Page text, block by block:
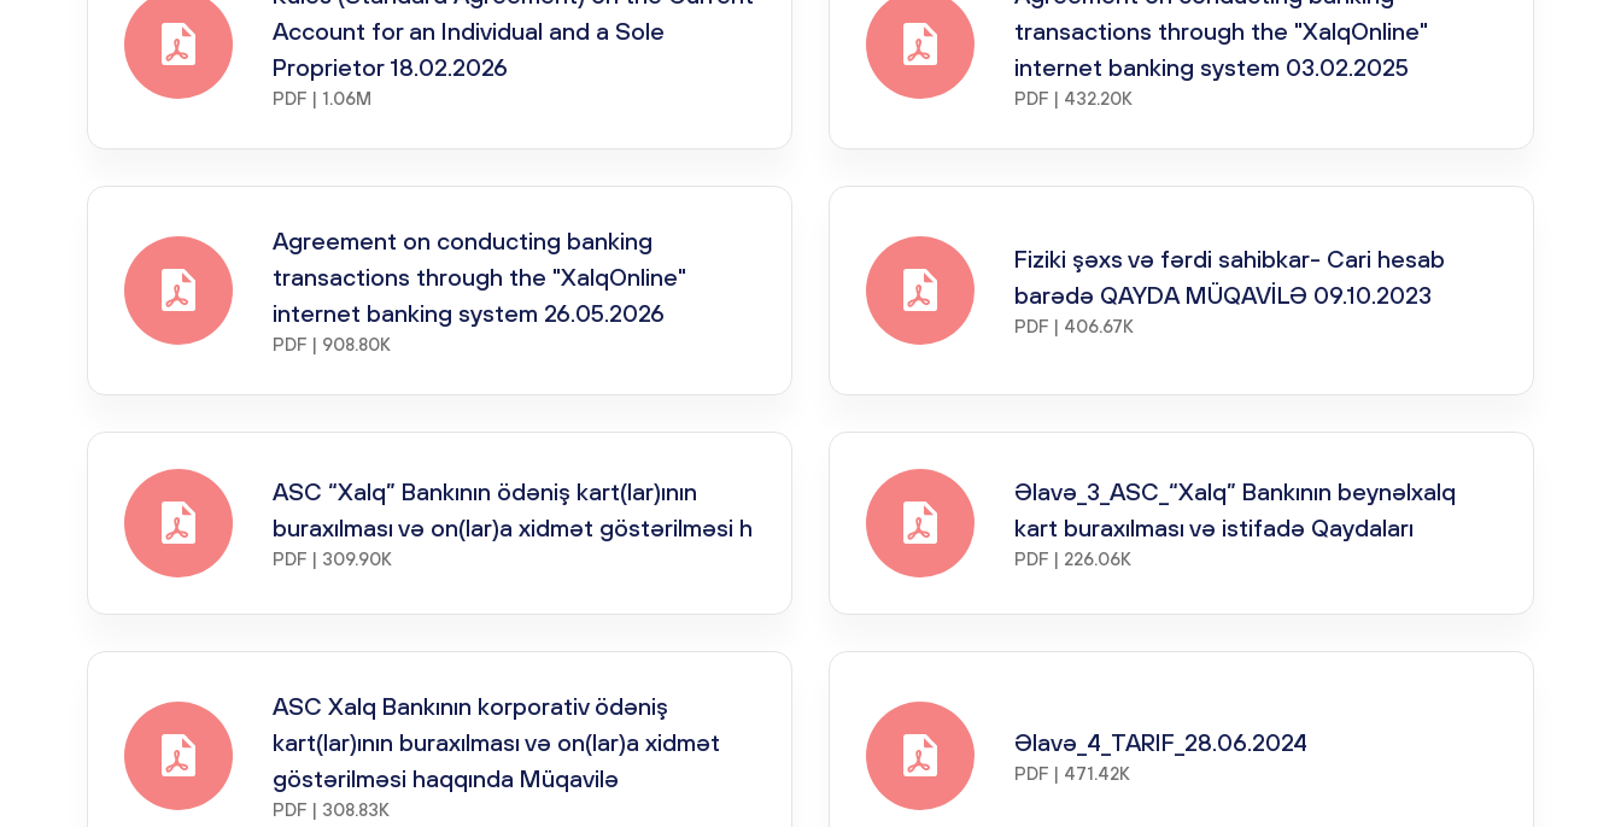
Account for an Individual and a Sole
Proprietor 18.02.2026
PDF | 1.06M
transactions through the "XalqOnline"
internet banking system 03.02.2025
PDF | 432.20K
Agreement on conducting banking
transactions through the "XalqOnline"
internet banking system 26.05.2026
PDF | 908.80K
Fiziki şəxs və fərdi sahibkar- Cari hesab
barədə QAYDA MÜQAVİLƏ 09.10.2023
PDF | 406.67K
ASC “Xalq” Bankının ödəniş kart(lar)ının
buraxılması və on(lar)a xidmət göstərilməsi h
PDF | 309.90K
Əlavə_3_ASC_“Xalq” Bankının beynəlxalq
kart buraxılması və istifadə Qaydaları
PDF | 226.06K
ASC Xalq Bankının korporativ ödəniş
kart(lar)ının buraxılması və on(lar)a xidmət
göstərilməsi haqqında Müqavilə
PDF | 308.83K
Əlavə_4_TARIF_28.06.2024
PDF | 471.42K